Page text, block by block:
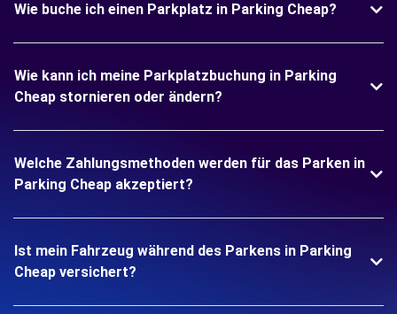
Wie buche ich einen Parkplatz in Parking Cheap?
Wie kann ich meine Parkplatzbuchung in Parking
Cheap stornieren oder ändern?
Welche Zahlungsmethoden werden für das Parken in
Parking Cheap akzeptiert?
Ist mein Fahrzeug während des Parkens in Parking
Cheap versichert?